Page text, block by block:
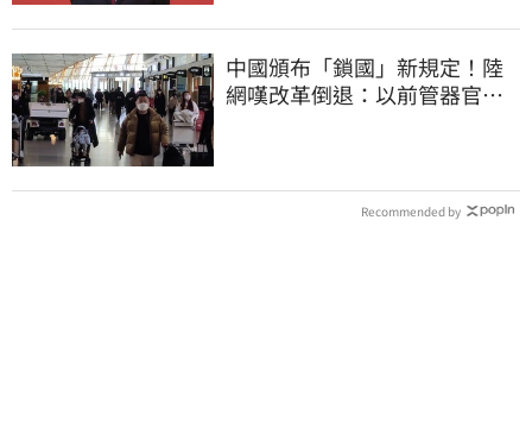
中國頒布「鎖國」新規定！陸
網嘆改革倒退：以前管器官現
Recommended by